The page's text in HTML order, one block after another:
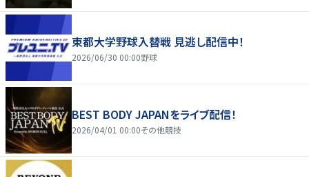
東都大学野球入替戦 見逃し配信中！
2026/06/30 00:00野球
BEST BODY JAPANをライブ配信！
2026/04/01 00:00その他競技